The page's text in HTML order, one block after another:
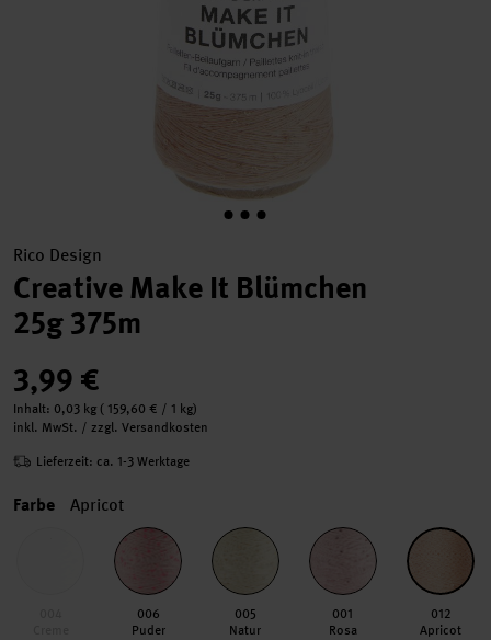
Rico Design
Creative Make It Blümchen
25g 375m
3,99 €
Inhalt: 0,03 kg ( 159,60 € / 1 kg)
inkl. MwSt. / zzgl. Versandkosten
Lieferzeit: ca. 1-3 Werktage
Farbe Apricot
006
Puder
005
Natur
001
Rosa
012
Apricot